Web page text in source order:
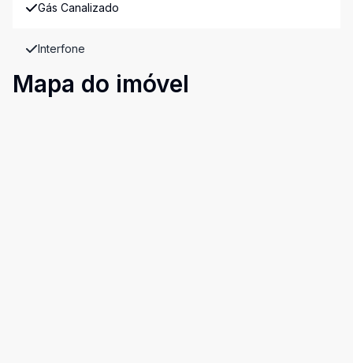
Gás Canalizado
Interfone
Mapa do imóvel